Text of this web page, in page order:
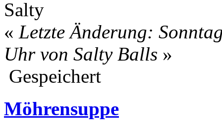
Salty
« Letzte Änderung:
Uhr von Salty Balls »
Gespeichert
Möhrensuppe